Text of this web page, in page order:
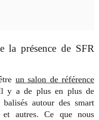
la présence de SFR
un salon de référence
y a de plus en plus de
autour des smart
autres. Ce que nous